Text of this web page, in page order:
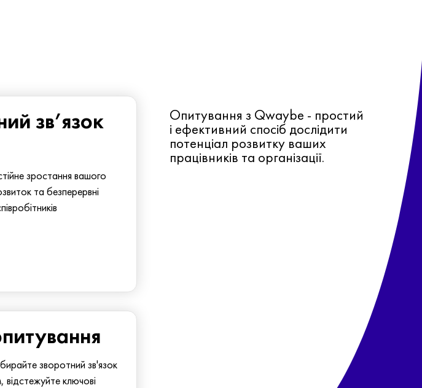
зв’язок
зростання вашого
та безперервні
Опитування з Qwaybe - простий
і ефективний спосіб дослідити
потенціал розвитку ваших
працівників та організації.
зворотний зв'язок
відстежуйте ключові